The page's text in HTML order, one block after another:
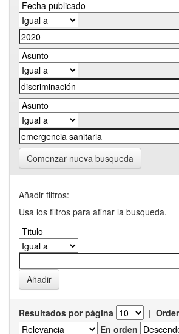
Comenzar nueva busqueda
Añadir filtros:
Usa los filtros para afinar la busqueda.
Resultados por página |
En orden